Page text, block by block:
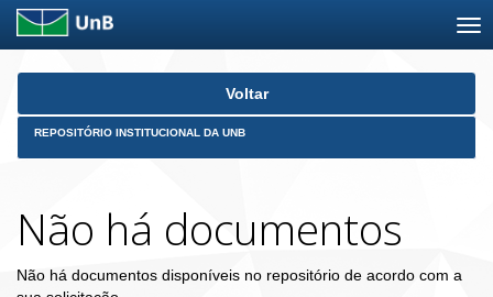
Skip
Voltar
REPOSITÓRIO INSTITUCIONAL DA UNB
Não há documentos
Não há documentos disponíveis no repositório de acordo com a